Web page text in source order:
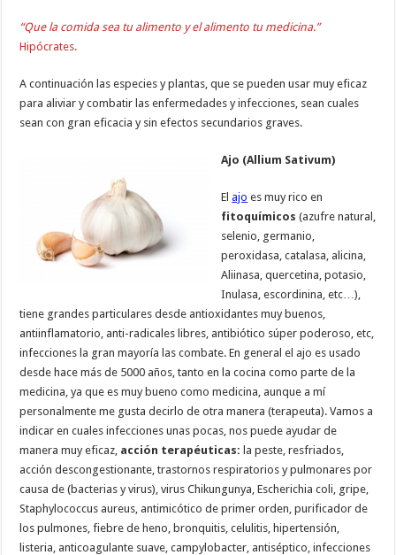
“Que la comida sea tu alimento y el alimento tu medicina.”
Hipócrates.
A continuación las especies y plantas, que se pueden usar muy eficaz
para aliviar y combatir las enfermedades y infecciones, sean cuales
sean con gran eficacia y sin efectos secundarios graves.
Ajo (Allium Sativum)
Elajo es muy rico en
fitoquímicos (azufre natural,
selenio, germanio,
peroxidasa, catalasa, alicina,
Aliinasa, quercetina, potasio,
Inulasa, escordinina, etc…),
tiene grandes particulares desde antioxidantes muy buenos,
antiinflamatorio, anti-radicales libres, antibiótico súper poderoso, etc,
infecciones la gran mayoría las combate. En general el ajo es usado
desde hace más de 5000 años, tanto en la cocina como parte de la
medicina, ya que es muy bueno como medicina, aunque a mí
personalmente me gusta decirlo de otra manera (terapeuta). Vamos a
indicar en cuales infecciones unas pocas, nos puede ayudar de
manera muy eficaz, acción terapéuticas: la peste, resfriados,
acción descongestionante, trastornos respiratorios y pulmonares por
causa de (bacterias y virus), virus Chikungunya, Escherichia coli, gripe,
Staphylococcus aureus, antimicótico de primer orden, purificador de
los pulmones, fiebre de heno, bronquitis, celulitis, hipertensión,
listeria, anticoagulante suave, campylobacter, antiséptico, infecciones